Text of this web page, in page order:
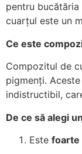
pentru
cuarțul este un
Ce este
Compozitul de
pigmenți.
indistructibil,
De ce să alegi
Este foarte